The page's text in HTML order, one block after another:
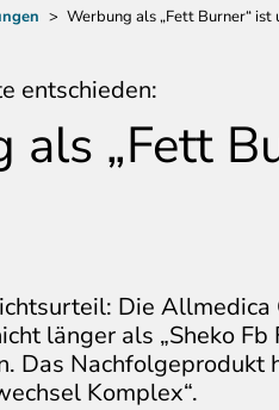
> Werbung als „Fett Burner“ ist
entschieden:
als „Fett
Die
länger als „Sheko Fb
Das Nachfolgeprodukt
Komplex“.